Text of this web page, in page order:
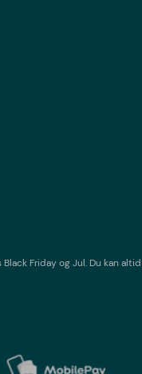
Friday og Jul. Du kan